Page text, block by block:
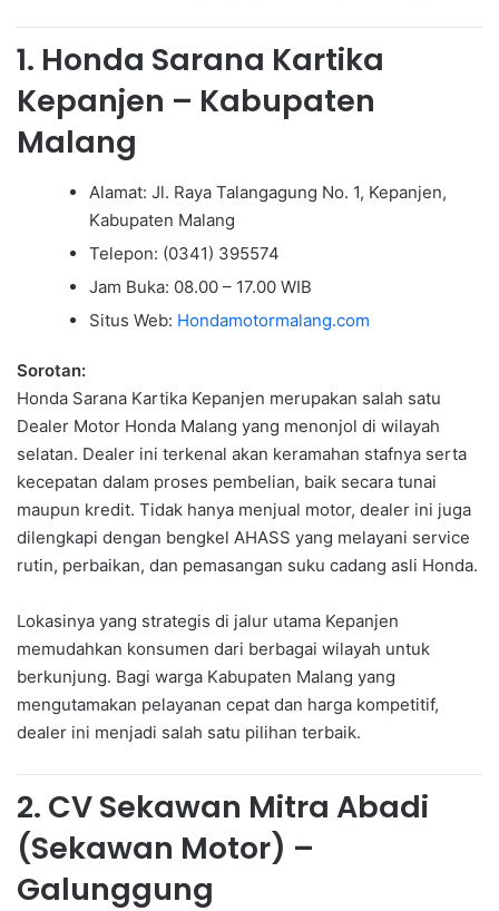
1. Honda Sarana Kartika
Kepanjen – Kabupaten
Malang
Alamat: Jl. Raya Talangagung No. 1, Kepanjen,
Kabupaten Malang
Telepon: (0341) 395574
Jam Buka: 08.00 – 17.00 WIB
Situs Web: Hondamotormalang.com
Sorotan:
Honda Sarana Kartika Kepanjen merupakan salah satu
Dealer Motor Honda Malang yang menonjol di wilayah
selatan. Dealer ini terkenal akan keramahan stafnya serta
kecepatan dalam proses pembelian, baik secara tunai
maupun kredit. Tidak hanya menjual motor, dealer ini juga
dilengkapi dengan bengkel AHASS yang melayani service
rutin, perbaikan, dan pemasangan suku cadang asli Honda.
Lokasinya yang strategis di jalur utama Kepanjen
memudahkan konsumen dari berbagai wilayah untuk
berkunjung. Bagi warga Kabupaten Malang yang
mengutamakan pelayanan cepat dan harga kompetitif,
dealer ini menjadi salah satu pilihan terbaik.
2. CV Sekawan Mitra Abadi
(Sekawan Motor) –
Galunggung